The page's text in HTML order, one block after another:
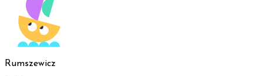
Rumszewicz